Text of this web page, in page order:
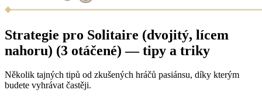
Strategie pro Solitaire (dvojitý, lícem
nahoru) (3 otáčené) — tipy a triky
Několik tajných tipů od zkušených hráčů pasiánsu, díky kterým
budete vyhrávat častěji.